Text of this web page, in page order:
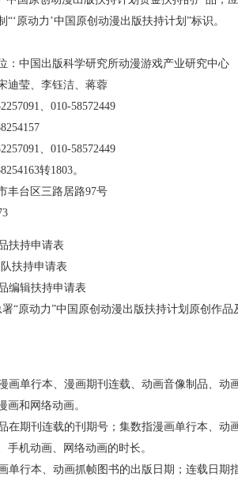
原动力’中国原创动漫出版扶持计划”标识。
中国出版科学研究所动漫游戏产业研究中心
莹、李钰洁、蒋蓉
、010-58572449
、010-58572449
转1803。
区三路居路97号
扶持申请表
持申请表
辑扶持申请表
力”中国原创动漫出版扶持计划原创作品
单行本、漫画期刊连载、动画音像制品、动
画和网络动画。
期刊连载的刊期号；集数指漫画单行本、动
手机动画、网络动画的时长。
行本、动画抓帧图书的出版日期；连载日期